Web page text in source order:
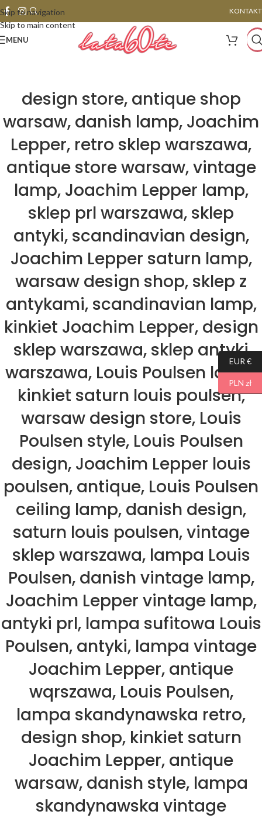
Skip to navigation
Skip to main content
KONTAKT
MENU
design store, antique shop
warsaw, danish lamp, Joachim
Lepper, retro sklep warszawa,
antique store warsaw, vintage
lamp, Joachim Lepper lamp,
sklep prl warszawa, sklep
antyki, scandinavian design,
Joachim Lepper saturn lamp,
warsaw design shop, sklep z
antykami, scandinavian lamp,
kinkiet Joachim Lepper, design
sklep warszawa, sklep antyki
warszawa, Louis Poulsen lamp,
kinkiet saturn louis poulsen,
warsaw design store, Louis
Poulsen style, Louis Poulsen
design, Joachim Lepper louis
poulsen, antique, Louis Poulsen
ceiling lamp, danish design,
saturn louis poulsen, vintage
sklep warszawa, lampa Louis
Poulsen, danish vintage lamp,
Joachim Lepper vintage lamp,
antyki prl, lampa sufitowa Louis
Poulsen, antyki, lampa vintage
Joachim Lepper, antique
wqrszawa, Louis Poulsen,
lampa skandynawska retro,
design shop, kinkiet saturn
Joachim Lepper, antique
warsaw, danish style, lampa
skandynawska vintage
EUR €
PLN zł